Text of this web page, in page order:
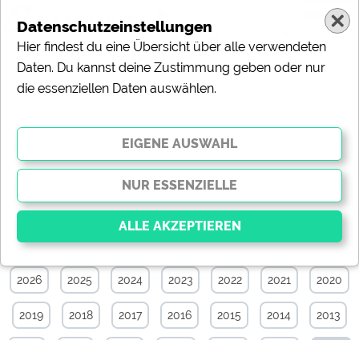
Campingplätze
Specials Aktuelle News
2026 2025 2024 2023 2022 2021 2020
2019 2018 2017 2016 2015 2014 2013
Datenschutzeinstellungen
Hier findest du eine Übersicht über alle verwendeten
Daten. Du kannst deine Zustimmung geben oder nur
die essenziellen Daten auswählen.
Essenziell
Essenzielle Cookies ermöglichen grundlegende
Funktionen und sind für die einwandfreie Funktion der